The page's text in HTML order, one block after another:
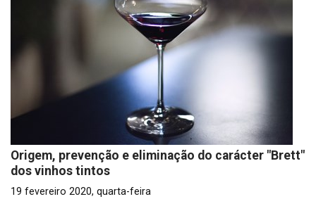
Origem, prevenção e eliminação do carácter "Brett"
dos vinhos tintos
19 fevereiro 2020, quarta-feira